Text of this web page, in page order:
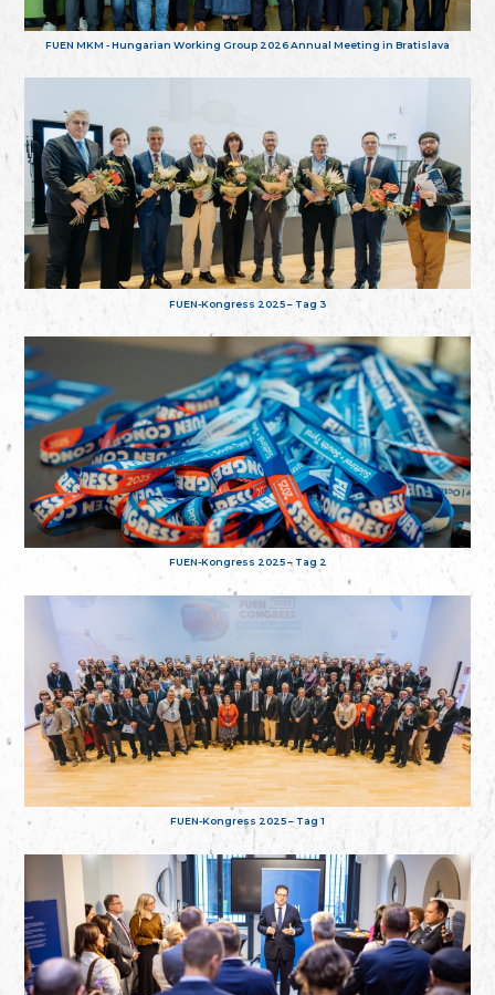
FUEN MKM - Hungarian Working Group 2026 Annual Meeting in Bratislava
FUEN-Kongress 2025 – Tag 3
FUEN-Kongress 2025 – Tag 2
FUEN-Kongress 2025 – Tag 1